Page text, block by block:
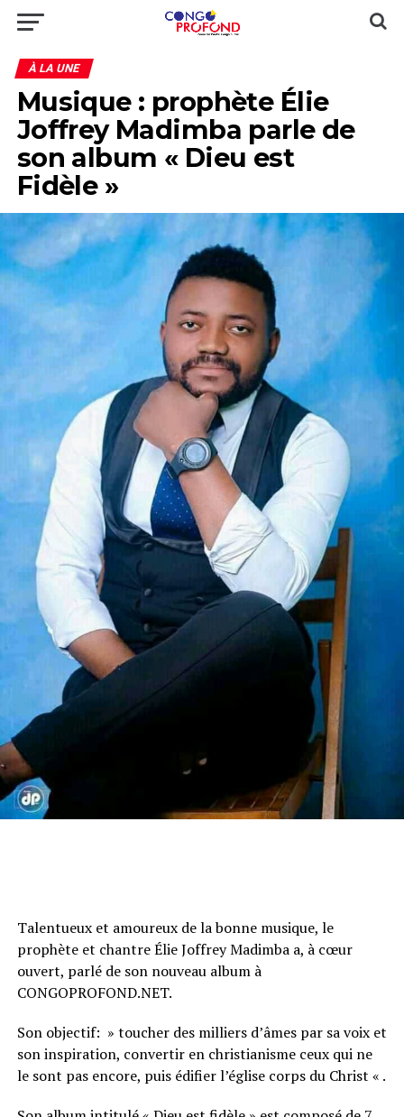
À LA UNE
Musique : prophète Élie
Joffrey Madimba parle de
son album « Dieu est
Fidèle »
Talentueux et amoureux de la bonne musique, le
prophète et chantre Élie Joffrey Madimba a, à cœur
ouvert, parlé de son nouveau album à
CONGOPROFOND.NET.
Son objectif: » toucher des milliers d’âmes par sa voix et
son inspiration, convertir en christianisme ceux qui ne
le sont pas encore, puis édifier l’église corps du Christ « .